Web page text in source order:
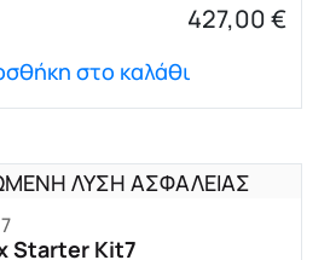
427,00€
στο καλάθι
Starter Kit7